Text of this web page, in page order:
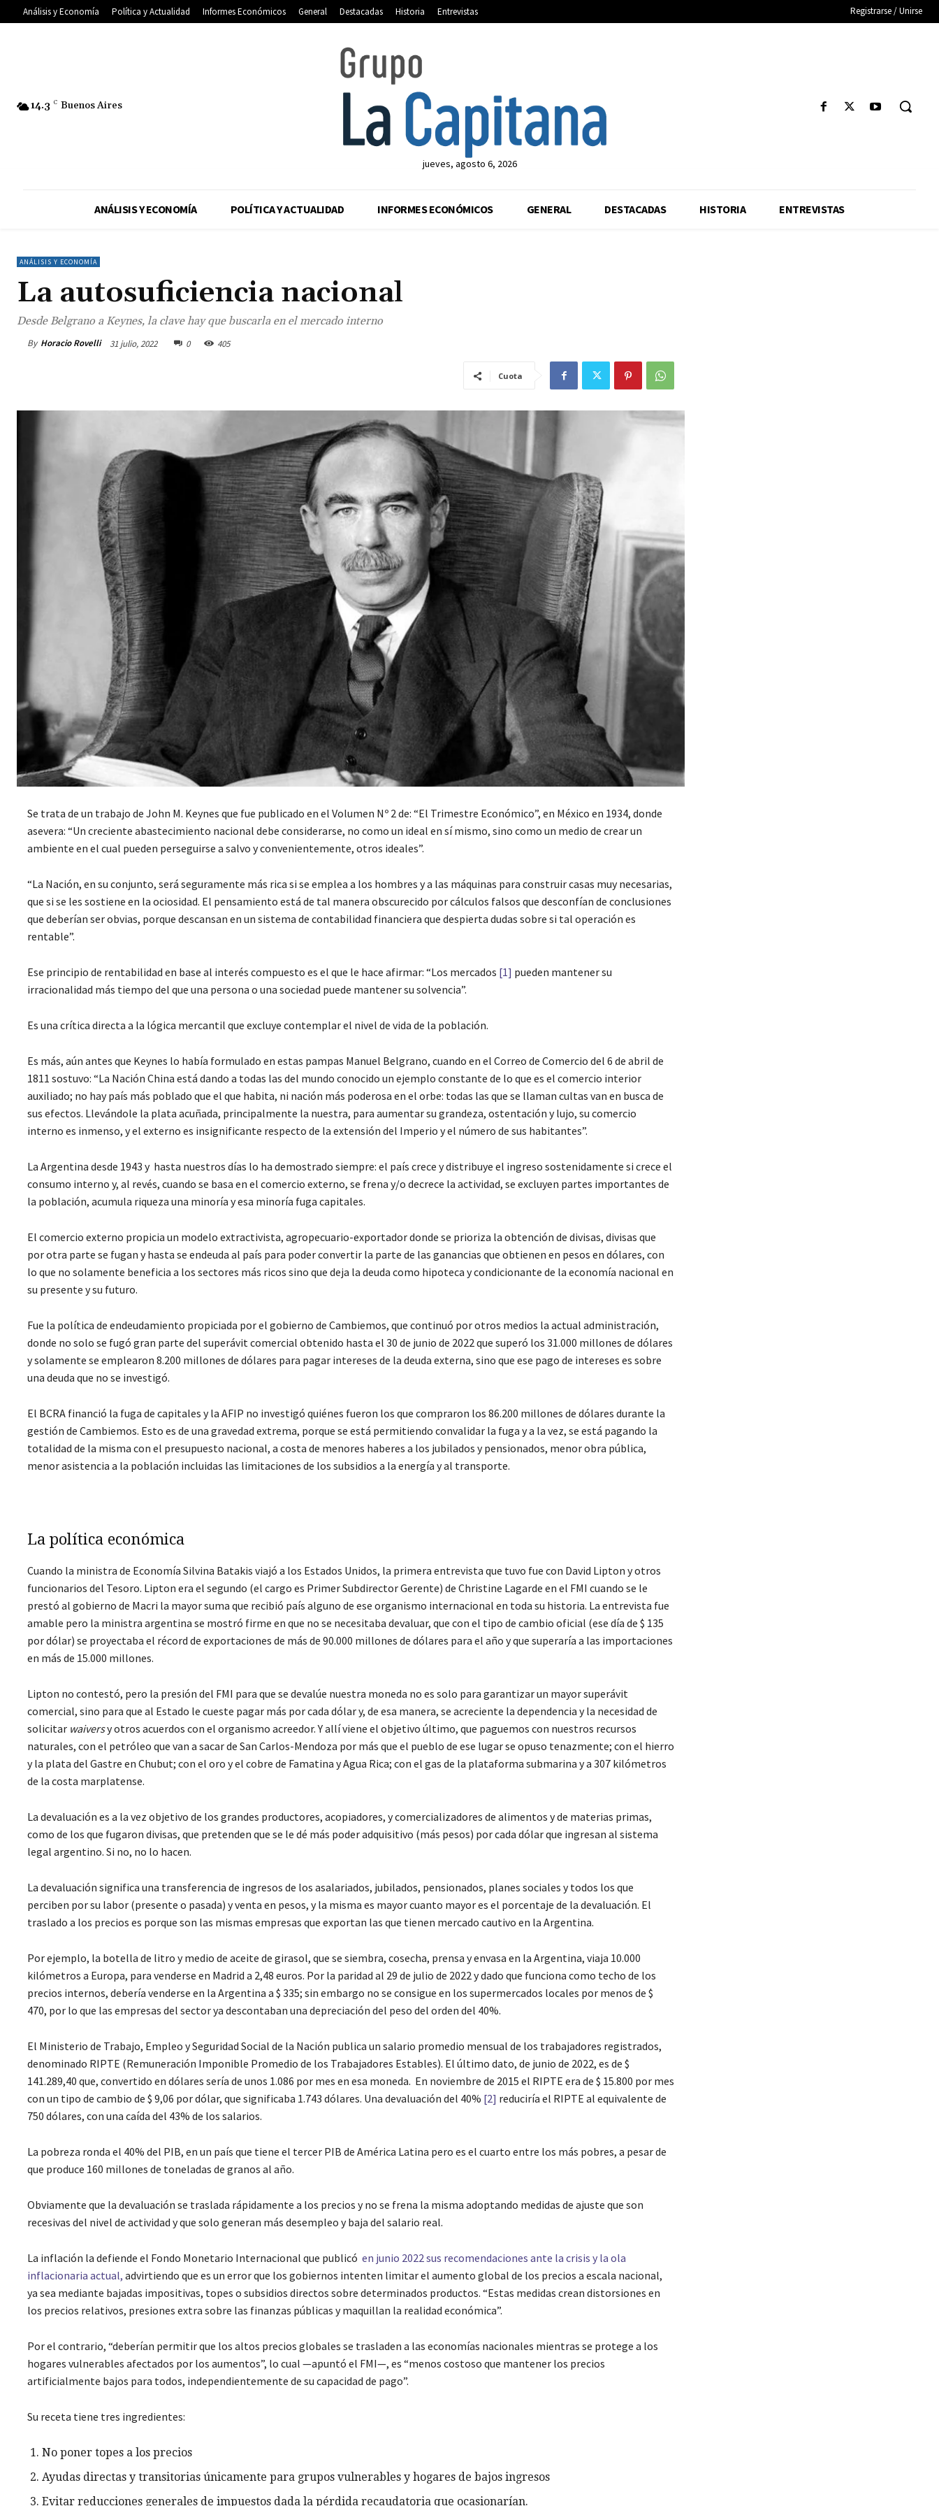
Análisis y Economía Política y Actualidad Informes Económicos General Destacadas Historia Entrevistas Registrarse / Unirse
14.3 C Buenos Aires
jueves, agosto 6, 2026
ANÁLISIS Y ECONOMÍA POLÍTICA Y ACTUALIDAD INFORMES ECONÓMICOS GENERAL DESTACADAS HISTORIA ENTREVISTAS
ANÁLISIS Y ECONOMÍA
La autosuficiencia nacional
Desde Belgrano a Keynes, la clave hay que buscarla en el mercado interno
By Horacio Rovelli 31 julio, 2022 0 405
Cuota
Se trata de un trabajo de John M. Keynes que fue publicado en el Volumen Nº 2 de: “El Trimestre Económico”, en México en 1934, donde
asevera: “Un creciente abastecimiento nacional debe considerarse, no como un ideal en sí mismo, sino como un medio de crear un
ambiente en el cual pueden perseguirse a salvo y convenientemente, otros ideales”.
“La Nación, en su conjunto, será seguramente más rica si se emplea a los hombres y a las máquinas para construir casas muy necesarias,
que si se les sostiene en la ociosidad. El pensamiento está de tal manera obscurecido por cálculos falsos que desconfían de conclusiones
que deberían ser obvias, porque descansan en un sistema de contabilidad financiera que despierta dudas sobre si tal operación es
rentable”.
Ese principio de rentabilidad en base al interés compuesto es el que le hace afirmar: “Los mercados [1] pueden mantener su
irracionalidad más tiempo del que una persona o una sociedad puede mantener su solvencia”.
Es una crítica directa a la lógica mercantil que excluye contemplar el nivel de vida de la población.
Es más, aún antes que Keynes lo había formulado en estas pampas Manuel Belgrano, cuando en el Correo de Comercio del 6 de abril de
1811 sostuvo: “La Nación China está dando a todas las del mundo conocido un ejemplo constante de lo que es el comercio interior
auxiliado; no hay país más poblado que el que habita, ni nación más poderosa en el orbe: todas las que se llaman cultas van en busca de
sus efectos. Llevándole la plata acuñada, principalmente la nuestra, para aumentar su grandeza, ostentación y lujo, su comercio
interno es inmenso, y el externo es insignificante respecto de la extensión del Imperio y el número de sus habitantes”.
La Argentina desde 1943 y hasta nuestros días lo ha demostrado siempre: el país crece y distribuye el ingreso sostenidamente si crece el
consumo interno y, al revés, cuando se basa en el comercio externo, se frena y/o decrece la actividad, se excluyen partes importantes de
la población, acumula riqueza una minoría y esa minoría fuga capitales.
El comercio externo propicia un modelo extractivista, agropecuario-exportador donde se prioriza la obtención de divisas, divisas que
por otra parte se fugan y hasta se endeuda al país para poder convertir la parte de las ganancias que obtienen en pesos en dólares, con
lo que no solamente beneficia a los sectores más ricos sino que deja la deuda como hipoteca y condicionante de la economía nacional en
su presente y su futuro.
Fue la política de endeudamiento propiciada por el gobierno de Cambiemos, que continuó por otros medios la actual administración,
donde no solo se fugó gran parte del superávit comercial obtenido hasta el 30 de junio de 2022 que superó los 31.000 millones de dólares
y solamente se emplearon 8.200 millones de dólares para pagar intereses de la deuda externa, sino que ese pago de intereses es sobre
una deuda que no se investigó.
El BCRA financió la fuga de capitales y la AFIP no investigó quiénes fueron los que compraron los 86.200 millones de dólares durante la
gestión de Cambiemos. Esto es de una gravedad extrema, porque se está permitiendo convalidar la fuga y a la vez, se está pagando la
totalidad de la misma con el presupuesto nacional, a costa de menores haberes a los jubilados y pensionados, menor obra pública,
menor asistencia a la población incluidas las limitaciones de los subsidios a la energía y al transporte.
La política económica
Cuando la ministra de Economía Silvina Batakis viajó a los Estados Unidos, la primera entrevista que tuvo fue con David Lipton y otros
funcionarios del Tesoro. Lipton era el segundo (el cargo es Primer Subdirector Gerente) de Christine Lagarde en el FMI cuando se le
prestó al gobierno de Macri la mayor suma que recibió país alguno de ese organismo internacional en toda su historia. La entrevista fue
amable pero la ministra argentina se mostró firme en que no se necesitaba devaluar, que con el tipo de cambio oficial (ese día de $ 135
por dólar) se proyectaba el récord de exportaciones de más de 90.000 millones de dólares para el año y que superaría a las importaciones
en más de 15.000 millones.
Lipton no contestó, pero la presión del FMI para que se devalúe nuestra moneda no es solo para garantizar un mayor superávit
comercial, sino para que al Estado le cueste pagar más por cada dólar y, de esa manera, se acreciente la dependencia y la necesidad de
solicitar waiversy otros acuerdos con el organismo acreedor. Y allí viene el objetivo último, que paguemos con nuestros recursos
naturales, con el petróleo que van a sacar de San Carlos-Mendoza por más que el pueblo de ese lugar se opuso tenazmente; con el hierro
y la plata del Gastre en Chubut; con el oro y el cobre de Famatina y Agua Rica; con el gas de la plataforma submarina y a 307 kilómetros
de la costa marplatense.
La devaluación es a la vez objetivo de los grandes productores, acopiadores, y comercializadores de alimentos y de materias primas,
como de los que fugaron divisas, que pretenden que se le dé más poder adquisitivo (más pesos) por cada dólar que ingresan al sistema
legal argentino. Si no, no lo hacen.
La devaluación significa una transferencia de ingresos de los asalariados, jubilados, pensionados, planes sociales y todos los que
perciben por su labor (presente o pasada) y venta en pesos, y la misma es mayor cuanto mayor es el porcentaje de la devaluación. El
traslado a los precios es porque son las mismas empresas que exportan las que tienen mercado cautivo en la Argentina.
Por ejemplo, la botella de litro y medio de aceite de girasol, que se siembra, cosecha, prensa y envasa en la Argentina, viaja 10.000
kilómetros a Europa, para venderse en Madrid a 2,48 euros. Por la paridad al 29 de julio de 2022 y dado que funciona como techo de los
precios internos, debería venderse en la Argentina a $ 335; sin embargo no se consigue en los supermercados locales por menos de $
470, por lo que las empresas del sector ya descontaban una depreciación del peso del orden del 40%.
El Ministerio de Trabajo, Empleo y Seguridad Social de la Nación publica un salario promedio mensual de los trabajadores registrados,
denominado RIPTE (Remuneración Imponible Promedio de los Trabajadores Estables). El último dato, de junio de 2022, es de $
141.289,40 que, convertido en dólares sería de unos 1.086 por mes en esa moneda. En noviembre de 2015 el RIPTE era de $ 15.800 por mes
con un tipo de cambio de $ 9,06 por dólar, que significaba 1.743 dólares. Una devaluación del 40% [2] reduciría el RIPTE al equivalente de
750 dólares, con una caída del 43% de los salarios.
La pobreza ronda el 40% del PIB, en un país que tiene el tercer PIB de América Latina pero es el cuarto entre los más pobres, a pesar de
que produce 160 millones de toneladas de granos al año.
Obviamente que la devaluación se traslada rápidamente a los precios y no se frena la misma adoptando medidas de ajuste que son
recesivas del nivel de actividad y que solo generan más desempleo y baja del salario real.
La inflación la defiende el Fondo Monetario Internacional que publicó en junio 2022 sus recomendaciones ante la crisis y la ola
inflacionaria actual, advirtiendo que es un error que los gobiernos intenten limitar el aumento global de los precios a escala nacional,
ya sea mediante bajadas impositivas, topes o subsidios directos sobre determinados productos. “Estas medidas crean distorsiones en
los precios relativos, presiones extra sobre las finanzas públicas y maquillan la realidad económica”.
Por el contrario, “deberían permitir que los altos precios globales se trasladen a las economías nacionales mientras se protege a los
hogares vulnerables afectados por los aumentos”, lo cual —apuntó el FMI—, es “menos costoso que mantener los precios
artificialmente bajos para todos, independientemente de su capacidad de pago”.
Su receta tiene tres ingredientes:
No poner topes a los precios
Ayudas directas y transitorias únicamente para grupos vulnerables y hogares de bajos ingresos
Evitar reducciones generales de impuestos dada la pérdida recaudatoria que ocasionarían.